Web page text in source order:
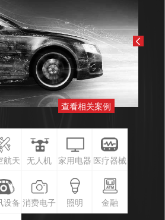
查看相关案例
航天 无人机 家用电器 医疗器械
设备 消费电子 照明 金融